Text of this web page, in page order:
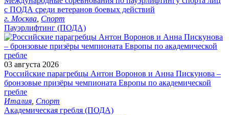
с ПОДА среди ветеранов боевых действий
г. Москва Спорт
Пауэрлифтинг (ПОДА)
03 августа 2026
Российские парагребцы Антон Воронов и Анна Пискунова –
бронзовые призёры чемпионата Европы по академической
гребле
Италия Спорт
Академическая гребля (ПОДА)